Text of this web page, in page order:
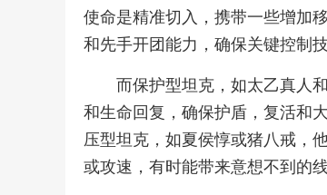
使命是精准切入，携带一些增加
和先手开团能力，确保关键控制
而保护型坦克，如太乙真人
和生命回复，确保护盾，复活和
压型坦克，如夏侯惇或猪八戒，
或攻速，有时能带来意想不到的线